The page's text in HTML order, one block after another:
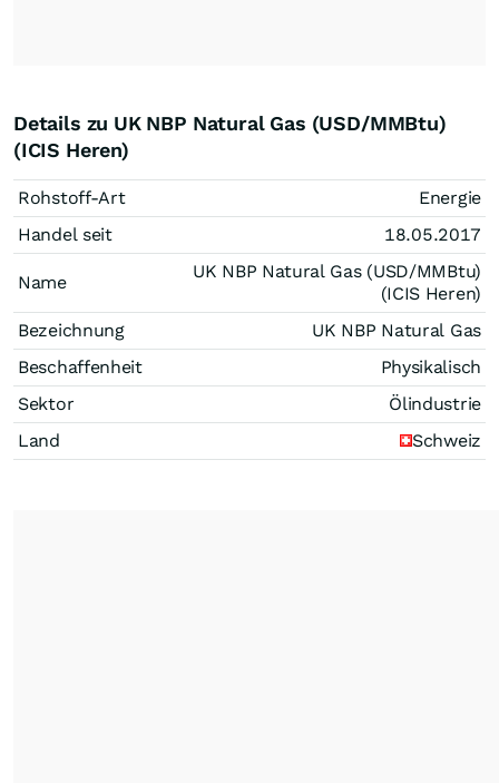
Details zu UK NBP Natural Gas (USD/MMBtu)
(ICIS Heren)
Rohstoff-Art
Energie
Handel seit
18.05.2017
Name
UK NBP Natural Gas (USD/MMBtu)
(ICIS Heren)
Bezeichnung
UK NBP Natural Gas
Beschaffenheit
Physikalisch
Sektor
Ölindustrie
Land
Schweiz